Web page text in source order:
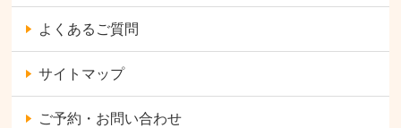
よくあるご質問
サイトマップ
ご予約・お問い合わせ